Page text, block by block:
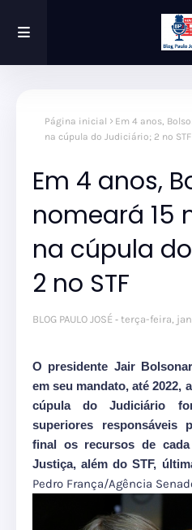
Página inicial
Em 4 anos,
na cúpula do Judiciário; 2 no STF
Em 4 anos,
nomeará 15
na cúpula
2 no STF
BLOG PAULO JOSÉ terça-feira,
O presidente Jair
em seu mandato, até 2022,
cúpula do Judiciário
superiores responsáveis
final os recursos de
Justiça, além do STF,
Pedro França/Agência